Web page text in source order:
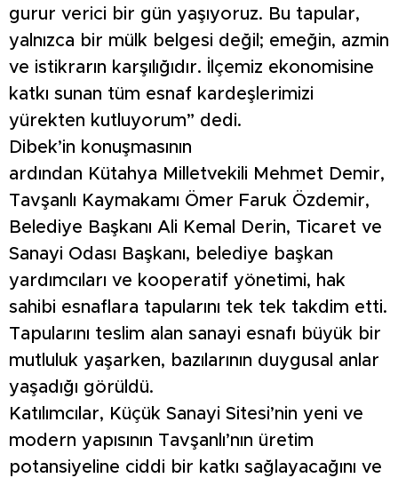
gurur verici bir gün yaşıyoruz. Bu tapular,
yalnızca bir mülk belgesi değil; emeğin, azmin
ve istikrarın karşılığıdır. İlçemiz ekonomisine
katkı sunan tüm esnaf kardeşlerimizi
yürekten kutluyorum” dedi.
Dibek’in konuşmasının
ardından Kütahya Milletvekili Mehmet Demir,
Tavşanlı Kaymakamı Ömer Faruk Özdemir,
Belediye Başkanı Ali Kemal Derin, Ticaret ve
Sanayi Odası Başkanı, belediye başkan
yardımcıları ve kooperatif yönetimi, hak
sahibi esnaflara tapularını tek tek takdim etti.
Tapularını teslim alan sanayi esnafı büyük bir
mutluluk yaşarken, bazılarının duygusal anlar
yaşadığı görüldü.
Katılımcılar, Küçük Sanayi Sitesi’nin yeni ve
modern yapısının Tavşanlı’nın üretim
potansiyeline ciddi bir katkı sağlayacağını ve